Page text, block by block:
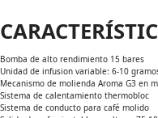
Bomba de alto rendimiento 15 bares
Unidad de infusion variable: 6-10
Mecanismo de molienda Aroma G3 en
Sistema de calentamiento thermobloc
Sistema de conducto para café molido